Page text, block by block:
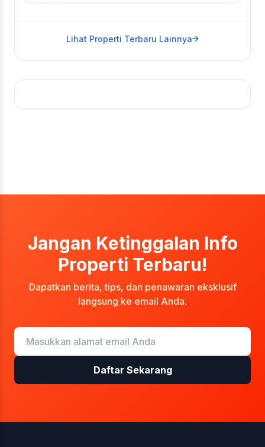
Lihat Properti Terbaru Lainnya
Jangan Ketinggalan Info
Properti Terbaru!
Dapatkan berita, tips, dan penawaran eksklusif
langsung ke email Anda.
Daftar Sekarang